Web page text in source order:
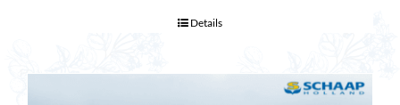
Details